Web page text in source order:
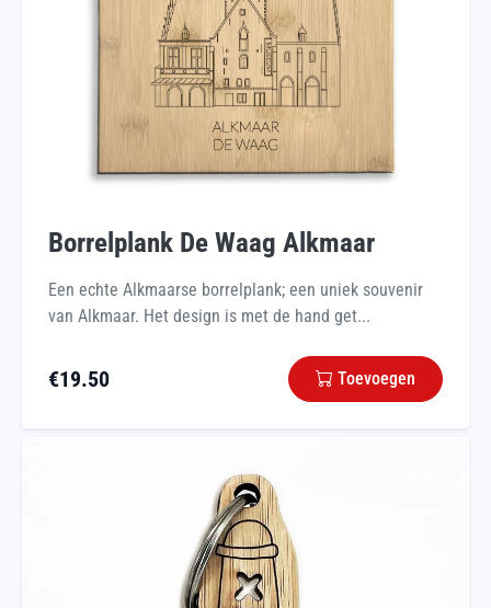
Borrelplank De Waag Alkmaar
Een echte Alkmaarse borrelplank; een uniek souvenir
van Alkmaar. Het design is met de hand get...
€19.50 Toevoegen